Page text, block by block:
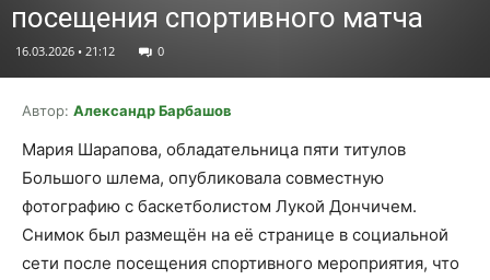
посещения спортивного матча
16.03.2026 • 21:12 0
Автор: Александр Барбашов
Мария Шарапова, обладательница пяти титулов
Большого шлема, опубликовала совместную
фотографию с баскетболистом Лукой Дончичем.
Снимок был размещён на её странице в социальной
сети после посещения спортивного мероприятия, что